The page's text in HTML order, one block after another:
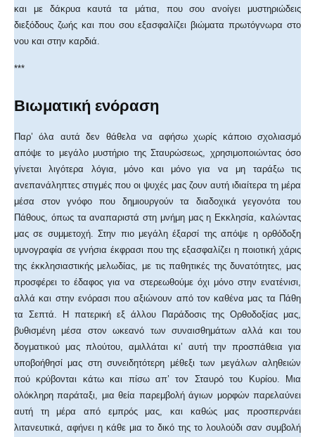
και με δάκρυα καυτά τα μάτια, που σου ανοίγει μυστηριώδεις
διεξόδους ζωής και που σου εξασφαλίζει βιώματα πρωτόγνωρα στο
νου και στην καρδιά.
***
Βιωματική ενόραση
Παρ’ όλα αυτά δεν θάθελα να αφήσω χωρίς κάποιο σχολιασμό
απόψε το μεγάλο μυστήριο της Σταυρώσεως, χρησιμοποιώντας όσο
γίνεται λιγότερα λόγια, μόνο και μόνο για να μη ταράξω τις
ανεπανάληπτες στιγμές που οι ψυχές μας ζουν αυτή ιδιαίτερα τη μέρα
μέσα στον γνόφο που δημιουργούν τα διαδοχικά γεγονότα του
Πάθους, όπως τα αναπαριστά στη μνήμη μας η Εκκλησία, καλώντας
μας σε συμμετοχή. Στην πιο μεγάλη έξαρσί της απόψε η ορθόδοξη
υμνογραφία σε γνήσια έκφρασι που της εξασφαλίζει η ποιοτική χάρις
της έκκλησιαστικής μελωδίας, με τις παθητικές της δυνατότητες, μας
προσφέρει το έδαφος για να στερεωθούμε όχι μόνο στην ενατένισι,
αλλά και στην ενόρασι που αξιώνουν από τον καθένα μας τα Πάθη
τα Σεπτά. Η πατερική εξ άλλου Παράδοσις της Ορθοδοξίας μας,
βυθισμένη μέσα στον ωκεανό των συναισθημάτων αλλά και του
δογματικού μας πλούτου, αμιλλάται κι’ αυτή την προσπάθεια για
υποβοήθησί μας στη συνειδητότερη μέθεξι των μεγάλων αληθειών
πού κρύβονται κάτω και πίσω απ’ τον Σταυρό του Κυρίου. Μια
ολόκληρη παράταξι, μια θεία παρεμβολή άγιων μορφών παρελαύνει
αυτή τη μέρα από εμπρός μας, και καθώς μας προσπερνάει
λιτανευτικά, αφήνει η κάθε μια το δικό της το λουλούδι σαν συμβολή